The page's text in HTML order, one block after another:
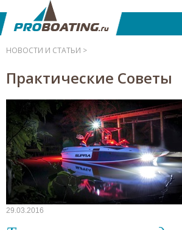
НОВОСТИ И СТАТЬИ >
Практические Советы
29.03.2016